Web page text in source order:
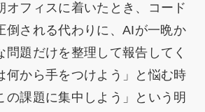
オフィスに着いたとき、コード
倒される代わりに、AIが一晩か
問題だけを整理して報告してく
何から手をつけよう」と悩む時
の課題に集中しよう」という明